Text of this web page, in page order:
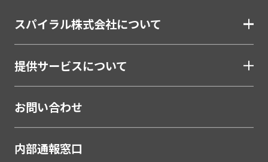
割賦・クレジット申込電子化
相談会・来店予約システム
職域営業支援ソリューション
金融
学校・教育機関
スパイラル株式会社について
提供サービスについて
お問い合わせ
内部通報窓口